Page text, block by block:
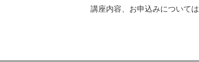
講座内容、お申込みについては